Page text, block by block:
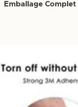
Emballage Complet